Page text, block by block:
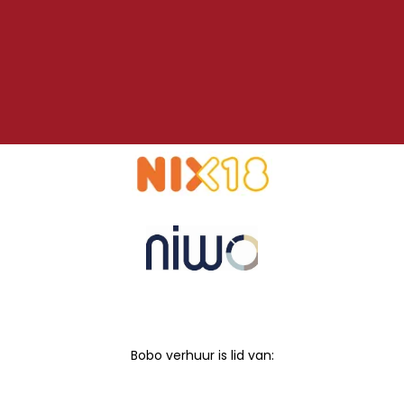
Bobo verhuur is lid van: